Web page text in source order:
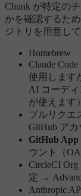
Chunk が特定の
かを確認するた
ジトリを用意して
Homebrew
Claude
使用します
AI コーデ
が使えます）
プルリクエ
GitHub アカ
GitHub App
ウント（
CircleCI
定 →
Anthropic